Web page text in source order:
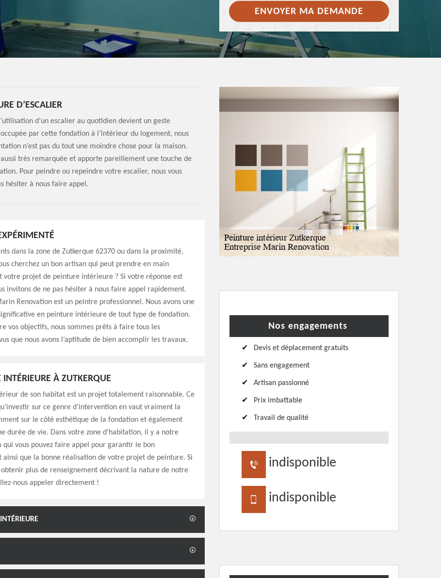
D’ESCALIER
d’un escalier au quotidien devient un geste
par cette fondation à l’intérieur du logement, nous
n’est pas du tout une moindre chose pour la maison.
très remarquée et apporte pareillement une touche de
Pour peindre ou repeindre votre escalier, nous vous
hésiter à nous faire appel.
dans la zone de Zutkerque 62370 ou dans la proximité,
cherchez un bon artisan qui peut prendre en main
votre projet de peinture intérieure ? Si votre réponse est
invitons de ne pas hésiter à nous faire appel rapidement.
Renovation est un peintre professionnel. Nous avons une
en peinture intérieure de tout type de fondation.
vos objectifs, nous sommes prêts à faire tous les
que nous avons l’aptitude de bien accomplir les travaux.
INTÉRIEURE À ZUTKERQUE
de son habitat est un projet totalement raisonnable. Ce
sur ce genre d’intervention en vaut vraiment la
sur le côté esthétique de la fondation et également
durée de vie. Dans votre zone d’habitation, il y a notre
qui vous pouvez faire appel pour garantir le bon
ainsi que la bonne réalisation de votre projet de peinture. Si
obtenir plus de renseignement décrivant la nature de notre
nous appeler directement !
Nos engagements
Devis et déplacement gratuits
Sans engagement
Artisan passionné
Prix imbattable
Travail de qualité
indisponible
indisponible